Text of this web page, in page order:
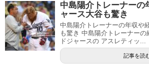
中島陽介トレーナーの
ャース大谷も驚き
中島陽介トレーナーの年収や
も驚き 中島陽介トレーナー
ドジャースの アスレティッ...
記事を読